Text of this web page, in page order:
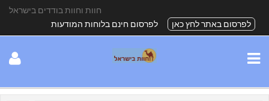
חוות וחוות בודדים בישראל
לפרסום באתר לחץ כאן
לפרסום חינם בלוחות המודעות